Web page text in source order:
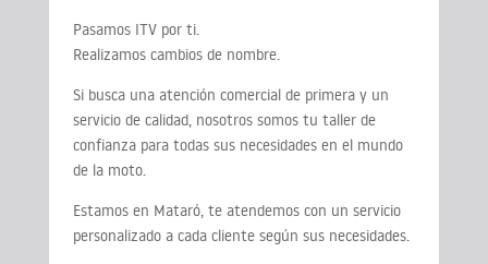
Pasamos ITV por ti.
Realizamos cambios de nombre.
Si busca una atención comercial de primera y un
servicio de calidad, nosotros somos tu taller de
confianza para todas sus necesidades en el mundo
de la moto.
Estamos en Mataró, te atendemos con un servicio
personalizado a cada cliente según sus necesidades.